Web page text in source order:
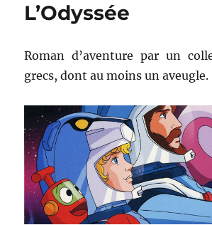
L’Odyssée
Roman d’aventure par un
grecs, dont au moins un aveugle.